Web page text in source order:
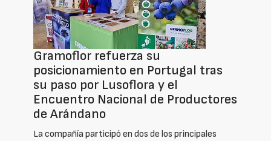
Gramoflor refuerza su
posicionamiento en Portugal tras
su paso por Lusoflora y el
Encuentro Nacional de Productores
de Arándano
La compañía participó en dos de los principales